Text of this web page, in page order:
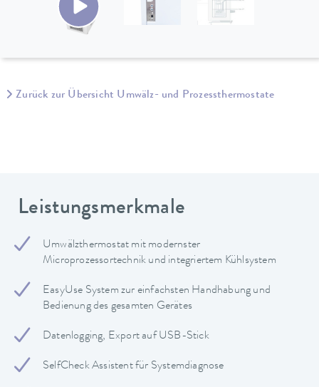
Zurück zur Übersicht Umwälz- und Prozessthermostate
Leistungsmerkmale
Umwälzthermostat mit modernster
Microprozessortechnik und integriertem Kühlsystem
EasyUse System zur einfachsten Handhabung und
Bedienung des gesamten Gerätes
Datenlogging, Export auf USB-Stick
SelfCheck Assistent für Systemdiagnose